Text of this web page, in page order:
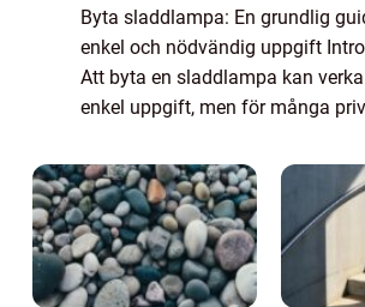
Byta sladdlampa: En grundlig
enkel och nödvändig uppgift
Att byta en sladdlampa kan
enkel uppgift, men för många
olika typer av sladdlampor och